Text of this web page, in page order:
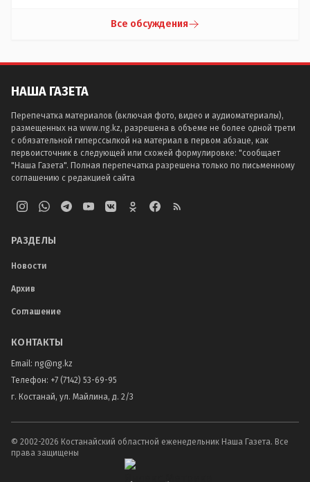
Все обсуждения
НАША ГАЗЕТА
Перепечатка материалов (включая фото, видео и аудиоматериалы),
размещенных на www.ng.kz, разрешена в объеме не более одной трети
с обязательной гиперссылкой на материал в первом абзаце, как
первоисточник в следующей или схожей формулировке: "сообщает
"Наша Газета". Полная перепечатка разрешена только по письменному
соглашению с редакцией сайта
РАЗДЕЛЫ
Новости
Архив
Соглашение
КОНТАКТЫ
Email: ng@ng.kz
Телефон: +7 (7142) 53-69-95
г. Костанай, ул. Майлина, д. 2/3
© 2002-2026 Костанайский областной еженедельник Наша Газета. Все
права защищены